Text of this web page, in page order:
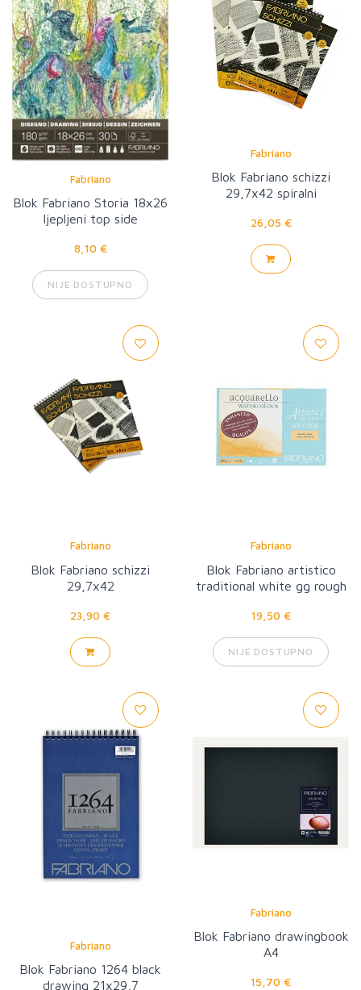
Fabriano
Blok Fabriano Storia 18x26
ljepljeni top side
8,10 €
NIJE DOSTUPNO
Fabriano
Blok Fabriano schizzi
29,7x42 spiralni
26,05 €
Fabriano
Blok Fabriano schizzi
29,7x42
23,90 €
Fabriano
Blok Fabriano artistico
traditional white gg rough
19,50 €
NIJE DOSTUPNO
Fabriano
Blok Fabriano 1264 black
drawing 21x29,7
Fabriano
Blok Fabriano drawingbook
A4
15,70 €